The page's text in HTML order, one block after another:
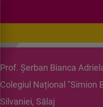
Prof. Șerban Bianca
Colegiul Național "Simion
Silvaniei, Sălaj